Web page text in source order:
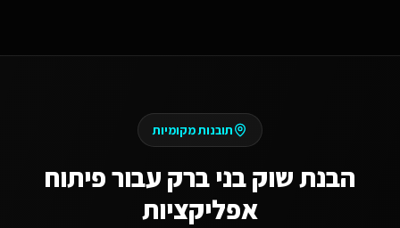
תובנות מקומיות
הבנת שוקבני ברק עבורפיתוח
אפליקציות